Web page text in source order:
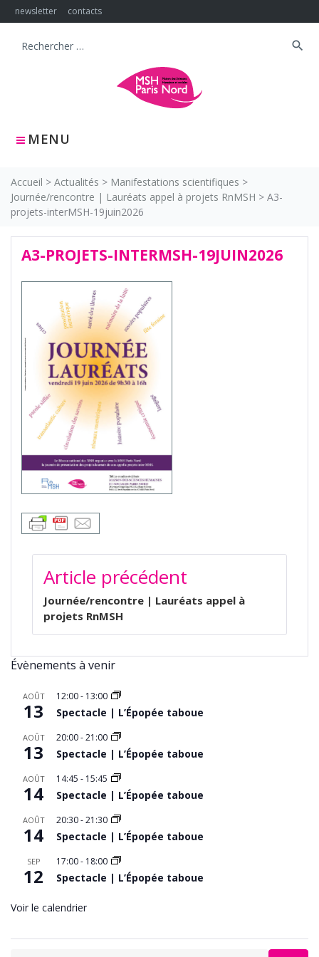
Skip
to
newsletter contacts
MENU
Search
search
Accueil > Actualités > Manifestations scientifiques >
Journée/rencontre | Lauréats appel à projets RnMSH > A3-
projets-interMSH-19juin2026
A3-PROJETS-INTERMSH-19JUIN2026
NAVIGATION
DE
L’ARTICLE
Article précédent
Journée/rencontre | Lauréats appel à
projets RnMSH
Évènements à venir
AOÛT
13
12:00- 13:00
Spectacle | L’Épopée taboue
AOÛT
13
20:00-21:00
Spectacle | L’Épopée taboue
AOÛT
14
14:45 - 15:45
Spectacle | L’Épopée taboue
AOÛT
14
20:30-21:30
Spectacle | L’Épopée taboue
SEP
12
17:00- 18:00
Spectacle | L’Épopée taboue
Voir le calendrier